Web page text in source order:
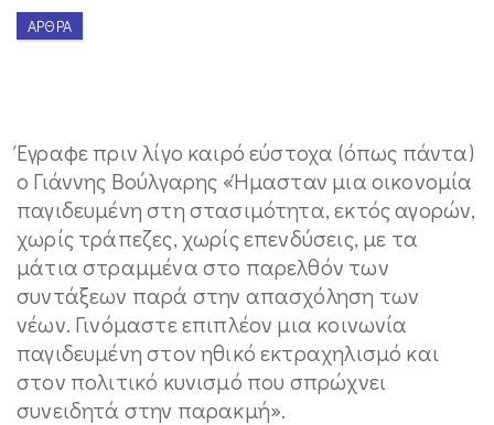
ΆΡΘΡΑ
Έγραφε πριν λίγο καιρό εύστοχα (όπως πάντα)
ο Γιάννης Βούλγαρης «Ήμασταν μια οικονομία
παγιδευμένη στη στασιμότητα, εκτός αγορών,
χωρίς τράπεζες, χωρίς επενδύσεις, με τα
μάτια στραμμένα στο παρελθόν των
συντάξεων παρά στην απασχόληση των
νέων. Γινόμαστε επιπλέον μια κοινωνία
παγιδευμένη στον ηθικό εκτραχηλισμό και
στον πολιτικό κυνισμό που σπρώχνει
συνειδητά στην παρακμή».